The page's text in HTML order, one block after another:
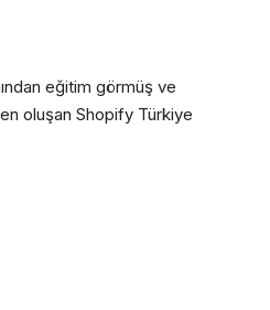
eğitim görmüş ve
oluşan Shopify Türkiye